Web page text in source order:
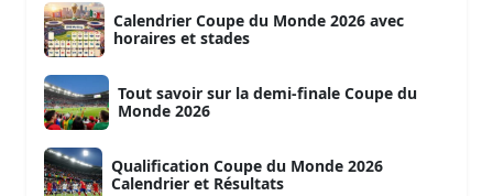
Calendrier Coupe du Monde 2026 avec
horaires et stades
Tout savoir sur la demi-finale Coupe du
Monde 2026
Qualification Coupe du Monde 2026
Calendrier et Résultats